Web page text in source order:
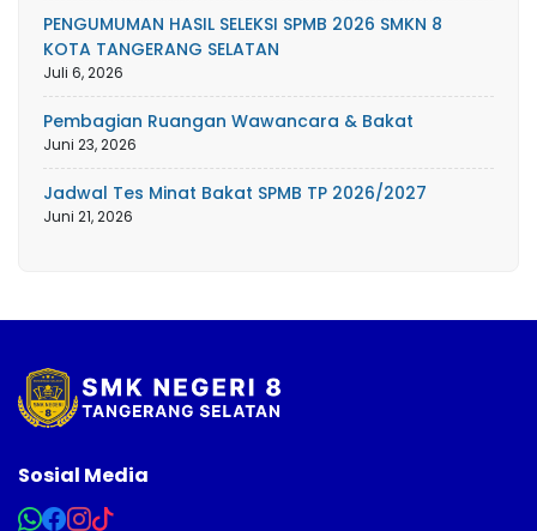
PENGUMUMAN HASIL SELEKSI SPMB 2026 SMKN 8
KOTA TANGERANG SELATAN
Juli 6, 2026
Pembagian Ruangan Wawancara & Bakat
Juni 23, 2026
Jadwal Tes Minat Bakat SPMB TP 2026/2027
Juni 21, 2026
Sosial Media